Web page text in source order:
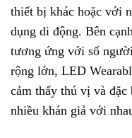
thiết bị khác hoặc với
dụng di động. Bên
tương ứng với số
rộng lớn, LED
cảm thấy thú vị và
nhiều khán giả với